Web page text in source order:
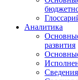
Аналитика
развития